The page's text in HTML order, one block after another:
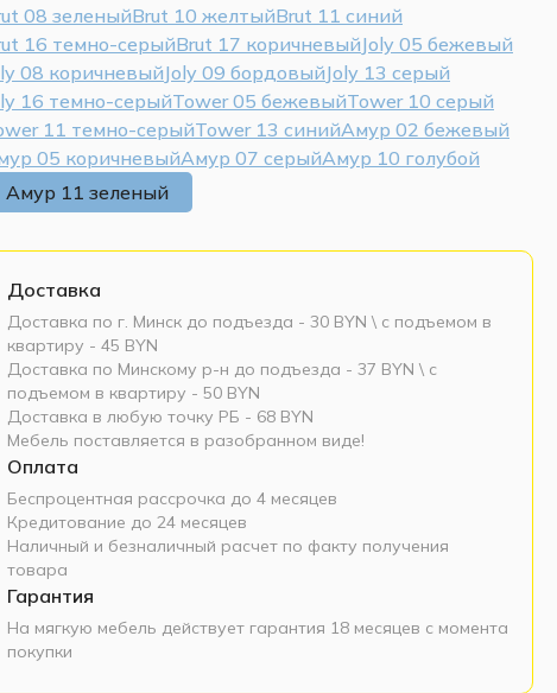
08 зеленыйBrut 10 желтыйBrut 11 синий
16 темно-серыйBrut 17 коричневыйJoly 05 бежевый
08 коричневыйJoly 09 бордовыйJoly 13 серый
16 темно-серыйTower 05 бежевыйTower 10 серый
11 темно-серыйTower 13 синийАмур 02 бежевый
05 коричневыйАмур 07 серыйАмур 10 голубой
Амур 11 зеленый
Доставка
Доставка по г. Минск до подъезда - 30 BYN \ c подъемом в
квартиру - 45 BYN
Доставка по Минскому р-н до подъезда - 37 BYN \ c
подъемом в квартиру - 50 BYN
Доставка в любую точку РБ - 68 BYN
Мебель поставляется в разобранном виде!
Оплата
Беспроцентная рассрочка до 4 месяцев
Кредитование до 24 месяцев
Наличный и безналичный расчет по факту получения
товара
Гарантия
На мягкую мебель действует гарантия 18 месяцев с момента
покупки